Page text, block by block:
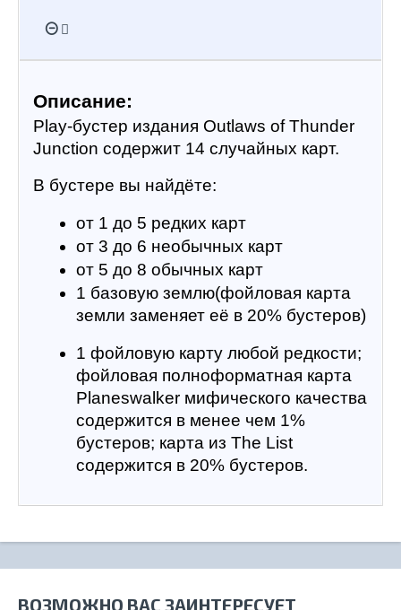
Описание:
Play-бустер издания Outlaws of Thunder
Junction содержит 14 случайных карт.
В бустере вы найдёте:
от 1 до 5 редких карт
от 3 до 6 необычных карт
от 5 до 8 обычных карт
1 базовую землю(фойловая карта
земли заменяет её в 20% бустеров)
1 фойловую карту любой редкости;
фойловая полноформатная карта
Planeswalker мифического качества
содержится в менее чем 1%
бустеров; карта из The List
содержится в 20% бустеров.
ВОЗМОЖНО ВАС ЗАИНТЕРЕСУЕТ